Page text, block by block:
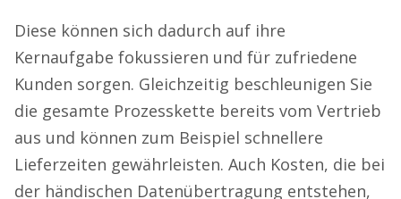
Diese können sich dadurch auf ihre
Kernaufgabe fokussieren und für zufriedene
Kunden sorgen. Gleichzeitig beschleunigen Sie
die gesamte Prozesskette bereits vom Vertrieb
aus und können zum Beispiel schnellere
Lieferzeiten gewährleisten. Auch Kosten, die bei
der händischen Datenübertragung entstehen,